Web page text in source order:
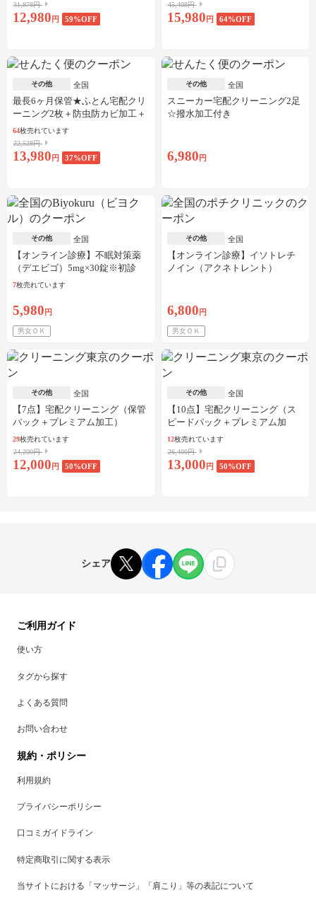
31,878円
12,980 円 59%OFF
45,408円
15,980 円 64%OFF
その他 全国
最長6ヶ月保管★ふとん宅配クリ
ーニング2枚＋防虫防カビ加工＋
しみ抜き
64枚売れています
22,528円
13,980 円 37%OFF
その他 全国
スニーカー宅配クリーニング2足
☆撥水加工付き
6,980 円
その他 全国
【オンライン診療】不眠対策薬
（デエビゴ）5mg×30錠※初診
料・送料込
7枚売れています
5,980 円
男女ＯＫ
その他 全国
【オンライン診療】イソトレチ
ノイン（アクネトレント）
6,800 円
男女ＯＫ
その他 全国
【7点】宅配クリーニング（保管
パック＋プレミアム加工）
29枚売れています
24,200円
12,000 円 50%OFF
その他 全国
【10点】宅配クリーニング（ス
ピードパック＋プレミアム加
工）
12枚売れています
26,400円
13,000 円 50%OFF
シェア
ご利用ガイド
使い方
タグから探す
よくある質問
お問い合わせ
規約・ポリシー
利用規約
プライバシーポリシー
口コミガイドライン
特定商取引に関する表示
当サイトにおける「マッサージ」「肩こり」等の表記について